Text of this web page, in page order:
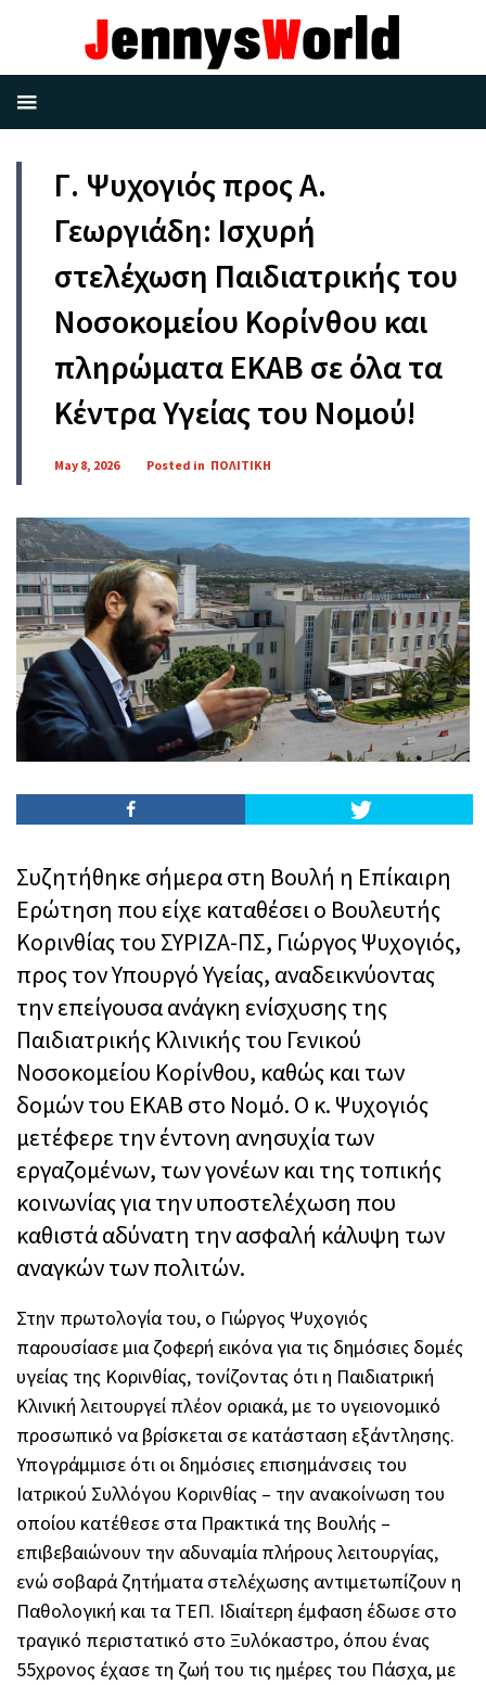
Γ. Ψυχογιός προς Α.
Γεωργιάδη: Ισχυρή
στελέχωση Παιδιατρικής του
Νοσοκομείου Κορίνθου και
πληρώματα ΕΚΑΒ σε όλα τα
Κέντρα Υγείας του Νομού!
May 8, 2026 Posted in ΠΟΛΙΤΙΚΗ
Συζητήθηκε σήμερα στη Βουλή η Επίκαιρη
Ερώτηση που είχε καταθέσει ο Βουλευτής
Κορινθίας του ΣΥΡΙΖΑ-ΠΣ, Γιώργος Ψυχογιός,
προς τον Υπουργό Υγείας, αναδεικνύοντας
την επείγουσα ανάγκη ενίσχυσης της
Παιδιατρικής Κλινικής του Γενικού
Νοσοκομείου Κορίνθου, καθώς και των
δομών του ΕΚΑΒ στο Νομό. Ο κ. Ψυχογιός
μετέφερε την έντονη ανησυχία των
εργαζομένων, των γονέων και της τοπικής
κοινωνίας για την υποστελέχωση που
καθιστά αδύνατη την ασφαλή κάλυψη των
αναγκών των πολιτών.
Στην πρωτολογία του, ο Γιώργος Ψυχογιός
παρουσίασε μια ζοφερή εικόνα για τις δημόσιες δομές
υγείας της Κορινθίας, τονίζοντας ότι η Παιδιατρική
Κλινική λειτουργεί πλέον οριακά, με το υγειονομικό
προσωπικό να βρίσκεται σε κατάσταση εξάντλησης.
Υπογράμμισε ότι οι δημόσιες επισημάνσεις του
Ιατρικού Συλλόγου Κορινθίας – την ανακοίνωση του
οποίου κατέθεσε στα Πρακτικά της Βουλής –
επιβεβαιώνουν την αδυναμία πλήρους λειτουργίας,
ενώ σοβαρά ζητήματα στελέχωσης αντιμετωπίζουν η
Παθολογική και τα ΤΕΠ. Ιδιαίτερη έμφαση έδωσε στο
τραγικό περιστατικό στο Ξυλόκαστρο, όπου ένας
55χρονος έχασε τη ζωή του τις ημέρες του Πάσχα, με